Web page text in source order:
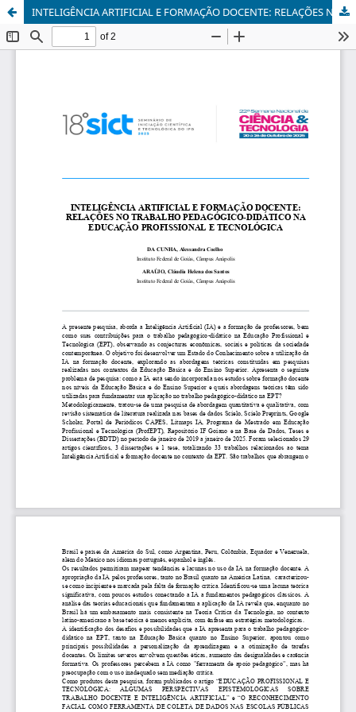
INTELIGÊNCIA ARTIFICIAL E FORMAÇÃO DOCENTE: RELAÇÕES NO TRABALHO PEDAGÓGICO-DIDÁTICO NA EDUCAÇÃO PROFISSIONAL E TECNOLÓGICA